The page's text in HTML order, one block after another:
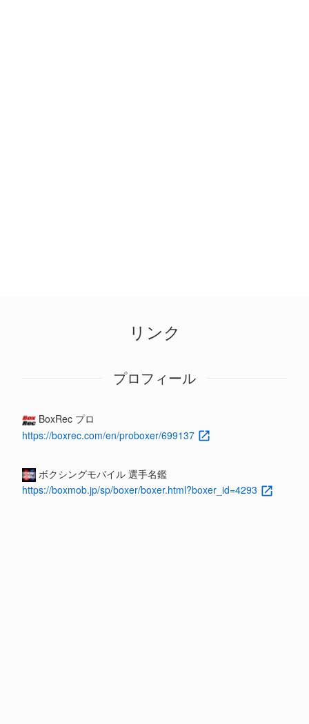
リンク
プロフィール
BoxRec プロ
https://boxrec.com/en/proboxer/699137
ボクシングモバイル 選手名鑑
https://boxmob.jp/sp/boxer/boxer.html?boxer_id=4293